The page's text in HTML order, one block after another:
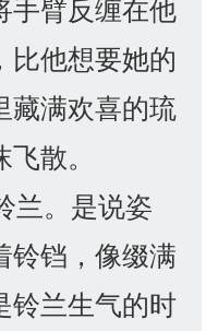
比他想要她的
藏满欢喜的琉
散。
兰。是说姿
铃铛，像缀满
铃兰生气的时